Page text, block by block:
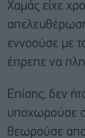
Χαμάς είχε
εννοούσε με
έπρεπε να
Επίσης, δεν
υποχωρούσε
θεωρούσε